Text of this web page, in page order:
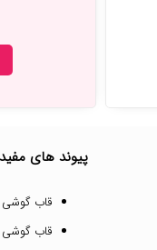
پیوند های مفید
قاب گوشی
قاب